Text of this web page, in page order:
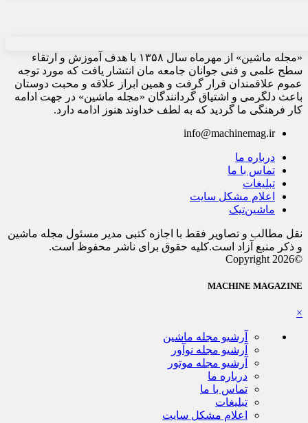
«مجله ماشین» از مهرماه سال ۱۳۵۸ با هدف آموزش و ارتقاء
سطح علمی و فنی جوانان جامعه مان انتشار یافت که مورد توجه
عموم علاقمندان قرار گرفت و همین ابراز علاقه و محبت دوستان
باعث دلگرمی و اشتیاق گردانندگان «مجله ماشین» در جهت ادامه
کار فرهنگی ما گردید که به لطف خداوند هنوز ادامه دارد.
info@machinemag.ir
درباره ما
تماس با ما
تبلیغات
اعلام مشکل سایت
ماشین‌تیک
نقل مطالب و تصاویر فقط با اجازه کتبی مدیر مسئول مجله ماشین
و ذکر منبع آزاد است.کلیه حقوق برای ناشر محفوظ است.
©Copyright 2026
MACHINE MAGAZINE
×
آرشیو مجله ماشین
آرشیو مجله نوآور
آرشیو مجله موتور
درباره ما
تماس با ما
تبلیغات
اعلام مشکل سایت